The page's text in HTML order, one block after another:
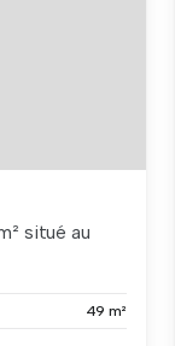
situé au
49 m²